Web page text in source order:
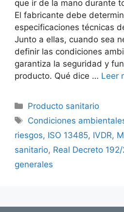
que ir de la mano durante
El fabricante debe
especificaciones técnicas
Junto a ellas, cuando sea
definir las condiciones
garantiza la seguridad y
producto. Qué dice … Leer
Producto sanitario
Condiciones
riesgos, ISO 13485, IVDR,
sanitario, Real Decreto
generales